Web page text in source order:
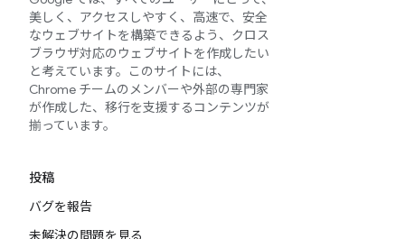
美しく、アクセスしやすく、高速で、安全
なウェブサイトを構築できるよう、クロス
ブラウザ対応のウェブサイトを作成したい
と考えています。このサイトには、
Chrome チームのメンバーや外部の専門家
が作成した、移行を支援するコンテンツが
揃っています。
投稿
バグを報告
未解決の問題を見る